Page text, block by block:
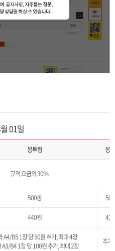
01일
봉투형 봉
규격 요금의 30%
500통
440원
A4/B5 1장 당 50원 추가, 최대 4장
A3/B4 1장 당 100원 추가, 최대 2장
추가